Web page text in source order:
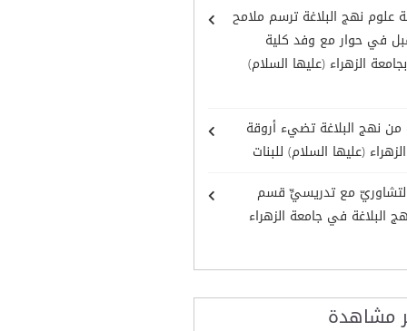
نهج البلاغة ترسم ملامح
في حوار مع وفد كلية
بجامعة الزهراء (عليها السلام)
نهج البلاغة تضيء أروقة
(عليها السلام) للبنات
التشاوريّ مع تدريسيِّ قسم
البلاغة في جامعة الزهراء
مشاهدة